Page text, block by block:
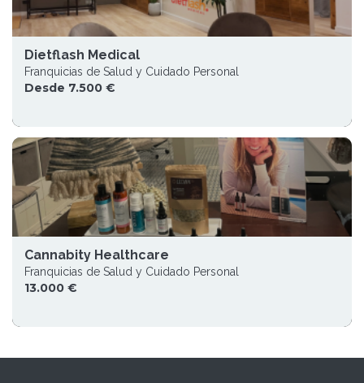
Dietflash Medical
Franquicias de Salud y Cuidado Personal
Desde 7.500 €
Cannabity Healthcare
Franquicias de Salud y Cuidado Personal
13.000 €